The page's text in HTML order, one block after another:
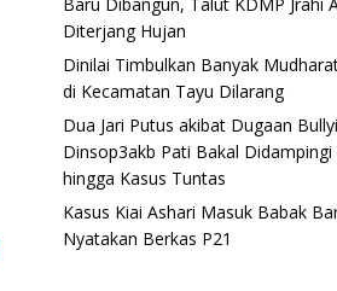
Diterjang Hujan
Dinilai Timbulkan Banyak
di Kecamatan Tayu Dilarang
Dua Jari Putus akibat Dugaan
Dinsop3akb Pati Bakal
hingga Kasus Tuntas
Kasus Kiai Ashari Masuk Babak
Nyatakan Berkas P21